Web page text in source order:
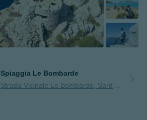
Spiaggia Le Bombarde